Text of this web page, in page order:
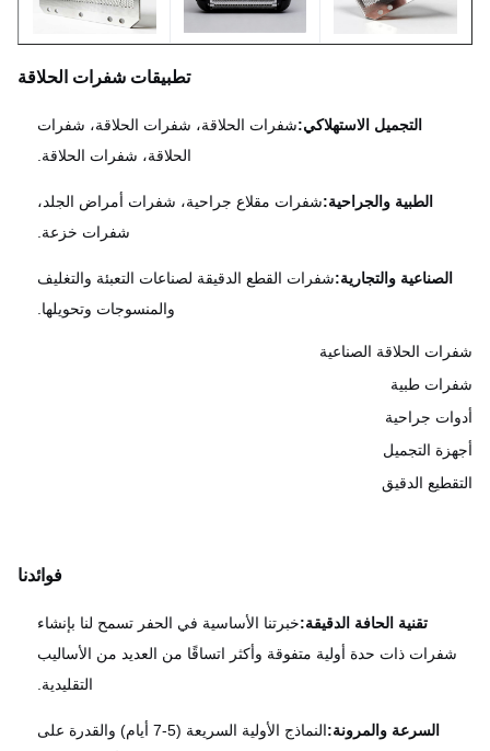
تطبيقات شفرات الحلاقة
التجميل الاستهلاكي:شفرات الحلاقة، شفرات الحلاقة، شفرات
الحلاقة، شفرات الحلاقة.
الطبية والجراحية: شفرات مقلاع جراحية، شفرات أمراض الجلد،
شفرات خزعة.
الصناعية والتجارية:شفرات القطع الدقيقة لصناعات التعبئة والتغليف
والمنسوجات وتحويلها.
الحلاقة الصناعية
طبية
جراحية
التجميل
الدقيق
فوائدنا
تقنية الحافة الدقيقة:خبرتنا الأساسية في الحفر تسمح لنا بإنشاء
ذات حدة أولية متفوقة وأكثر اتساقًا من العديد من الأساليب
التقليدية.
السرعة والمرونة:
النماذج الأولية السريعة (5-7 أيام) والقدرة على